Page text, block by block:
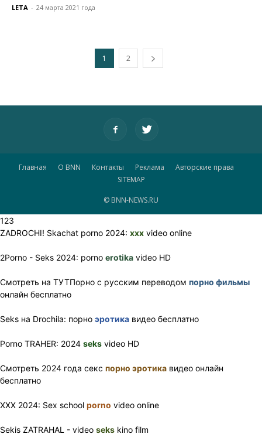
LETA - 24 марта 2021 года
1 2
Главная О BNN Контакты Реклама
Авторские права
SITEMAP
© BNN-NEWS.RU
123
ZADROCHI! Skachat porno 2024: xxx video online
2Porno - Seks 2024: porno erotika video HD
Смотреть на ТУТПорно с русским переводом порно фильмы
онлайн бесплатно
Seks на Drochila: порно эротика видео бесплатно
Porno TRAHER: 2024 seks video HD
Смотреть 2024 года секс порно эротика видео онлайн
бесплатно
XXX 2024: Sex school porno video online
Sekis ZATRAHAL - video seks kino film